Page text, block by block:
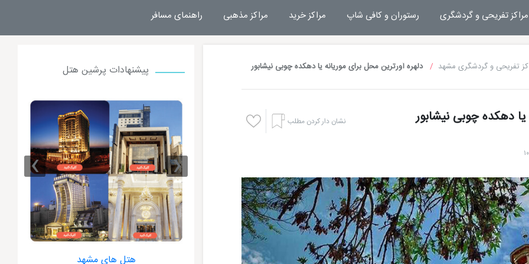
مراکز تفریحی و گردشگری رستوران و کافی شاپ مراکز خرید مراکز مذهبی راهنمای مسافر
تفریحی و گردشگری مشهد دلهره آورترین محل برای موریانه یا دهکده چوبی نیشابور
یا دهکده چوبی نیشابور نشان دار کردن مطلب
پیشنهادات پرشین هتل
هتل بشری مشهد تفریحات مشهد هتل های مشهد
‹
›